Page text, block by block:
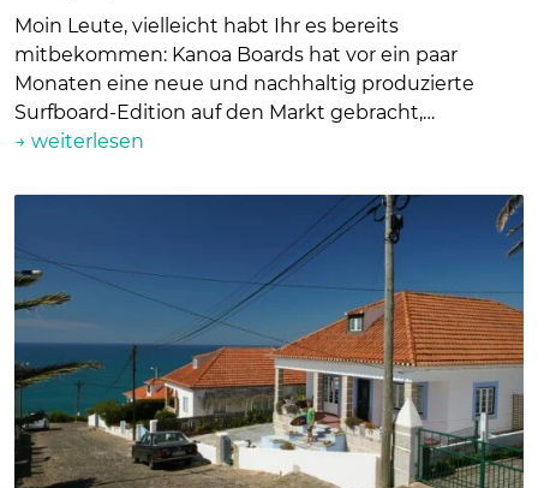
Moin Leute, vielleicht habt Ihr es bereits
mitbekommen: Kanoa Boards hat vor ein paar
Monaten eine neue und nachhaltig produzierte
Surfboard-Edition auf den Markt gebracht,…
→ weiterlesen